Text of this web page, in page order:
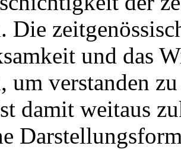
Die
und das
um verstanden
damit weitaus